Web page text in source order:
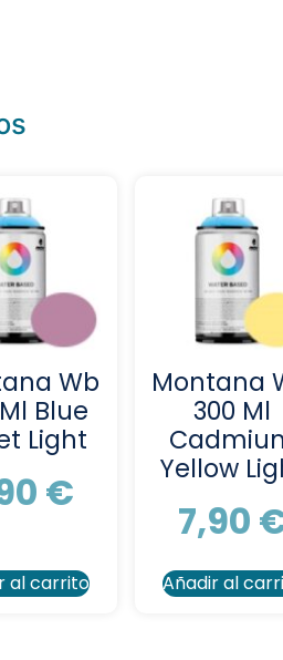
Wb
Blue
Light
€
al carrito
Montana
300 Ml
Yellow
7,90
Añadir al